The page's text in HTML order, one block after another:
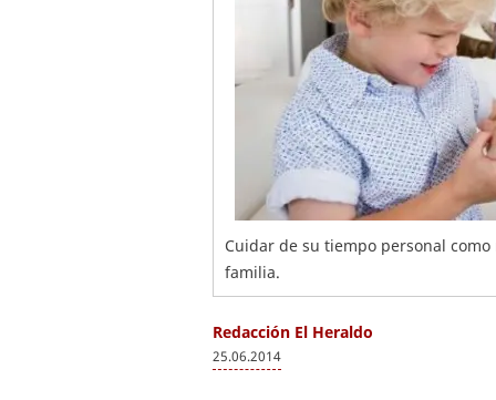
Cuidar de su tiempo personal
familia.
Redacción El Heraldo
25.06.2014